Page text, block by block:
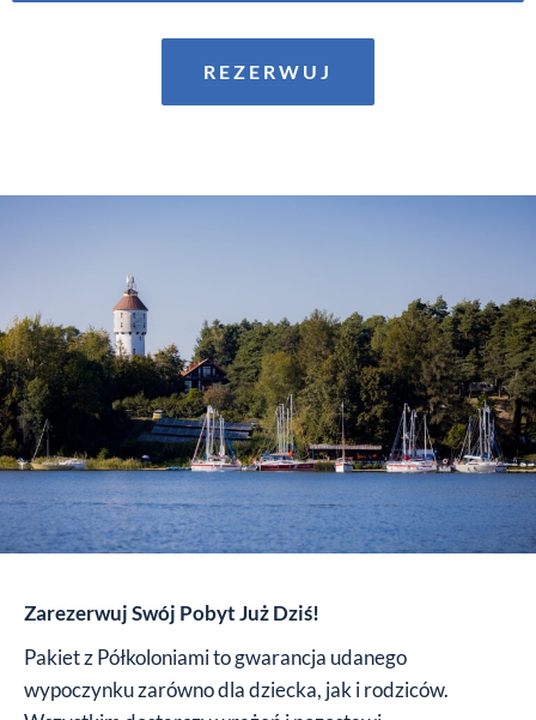
REZERWUJ
Zarezerwuj Swój Pobyt Już Dziś!
Pakiet z Półkoloniami to gwarancja udanego
wypoczynku zarówno dla dziecka, jak i rodziców.